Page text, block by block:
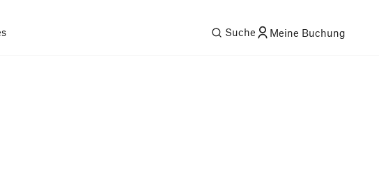
Suche Meine Buchung